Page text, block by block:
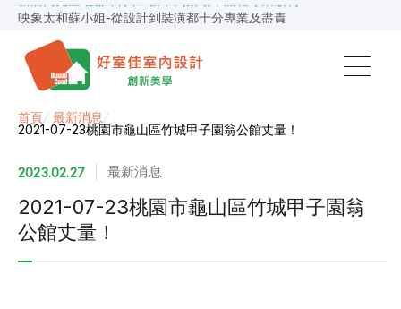
映象太和蘇小姐-從設計到裝潢都十分專業及盡責
超級F1歐小姐-設計跟材料的品質都很優質，建議實用
說明仔細流程順暢，注意施工上細節，施工團隊專業細心
毛胚屋裝修推薦，設計師與工務完美配合，效果非常滿意
春城越蔡先生-設計師溝通規劃完善，整體來說相當滿意
首頁/ 最新消息 /
2021-07-23桃園市龜山區竹城甲子園翁公館丈量！
2023.02.27 最新消息
2021-07-23桃園市龜山區竹城甲子園翁
公館丈量！